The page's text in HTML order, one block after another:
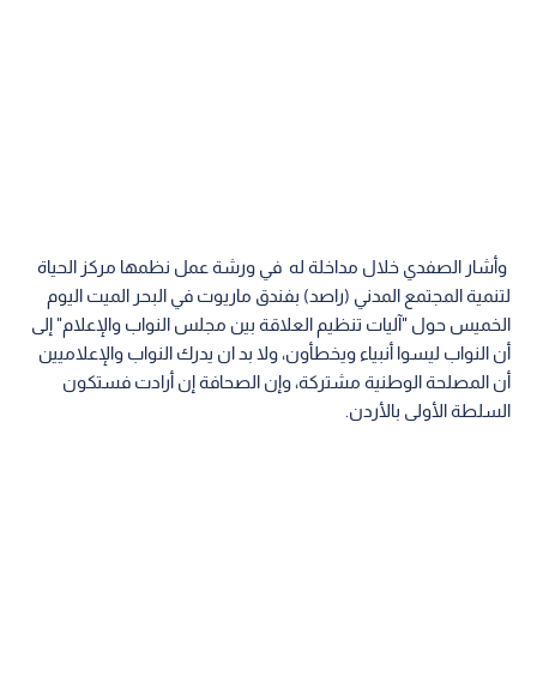
وأشار الصفدي خلال مداخلة له في ورشة عمل نظمها مركز الحياة
لتنمية المجتمع المدني (راصد) بفندق ماريوت في البحر الميت اليوم
الخميس حول "آليات تنظيم العلاقة بين مجلس النواب والإعلام" إلى
أن النواب ليسوا أنبياء ويخطأون، ولا بد ان يدرك النواب والإعلاميين
أن المصلحة الوطنية مشتركة، وإن الصحافة إن أرادت فستكون
السلطة الأولى بالأردن.